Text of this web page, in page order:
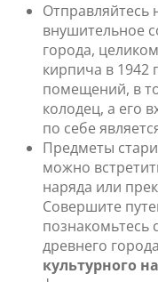
Отправляйтесь
внушительное
города,
кирпича в 1942
помещений, в
колодец, а его
по себе
Предметы
можно
наряда или
Совершите
познакомьтесь
древнего
культурного